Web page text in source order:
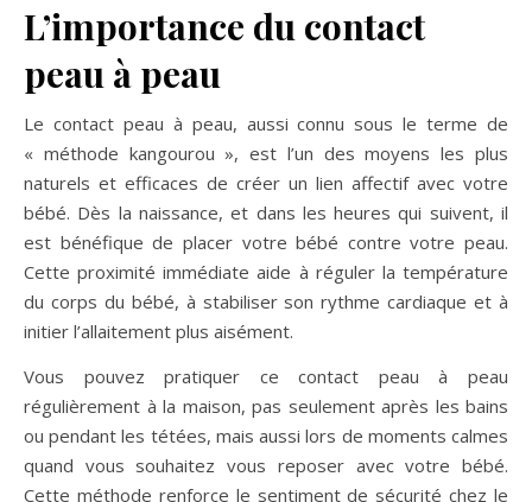
L’importance du contact
peau à peau
Le contact peau à peau, aussi connu sous le terme de
« méthode kangourou », est l’un des moyens les plus
naturels et efficaces de créer un lien affectif avec votre
bébé. Dès la naissance, et dans les heures qui suivent, il
est bénéfique de placer votre bébé contre votre peau.
Cette proximité immédiate aide à réguler la température
du corps du bébé, à stabiliser son rythme cardiaque et à
initier l’allaitement plus aisément.
Vous pouvez pratiquer ce contact peau à peau
régulièrement à la maison, pas seulement après les bains
ou pendant les tétées, mais aussi lors de moments calmes
quand vous souhaitez vous reposer avec votre bébé.
Cette méthode renforce le sentiment de sécurité chez le